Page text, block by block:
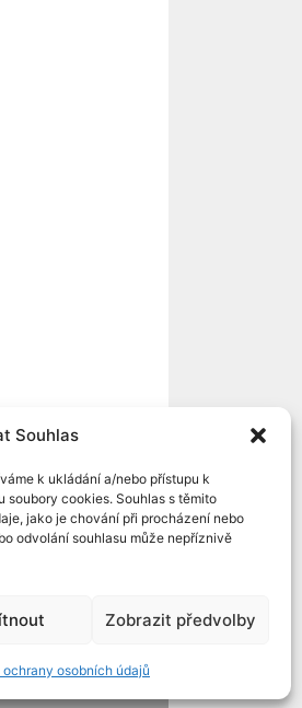
Souhlas
k ukládání a/nebo přístupu k
soubory cookies. Souhlas s těmito
jako je chování při procházení nebo
odvolání souhlasu může nepříznivě
Zobrazit předvolby
osobních údajů